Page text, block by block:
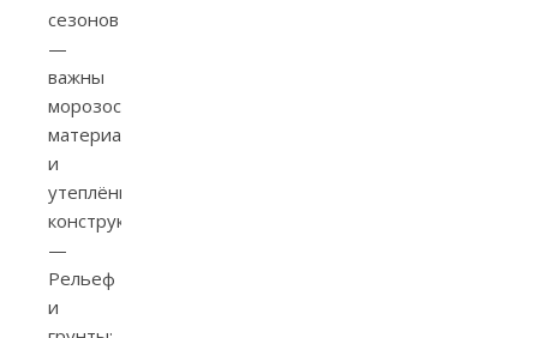
сезонов
—
важны
морозостойкие
материалы
и
утеплённые
конструкции.
—
Рельеф
и